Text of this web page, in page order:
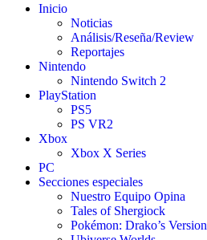
Inicio
Noticias
Análisis/Reseña/Review
Reportajes
Nintendo
Nintendo Switch 2
PlayStation
PS5
PS VR2
Xbox
Xbox X Series
PC
Secciones especiales
Nuestro Equipo Opina
Tales of Shergiock
Pokémon: Drako’s Version